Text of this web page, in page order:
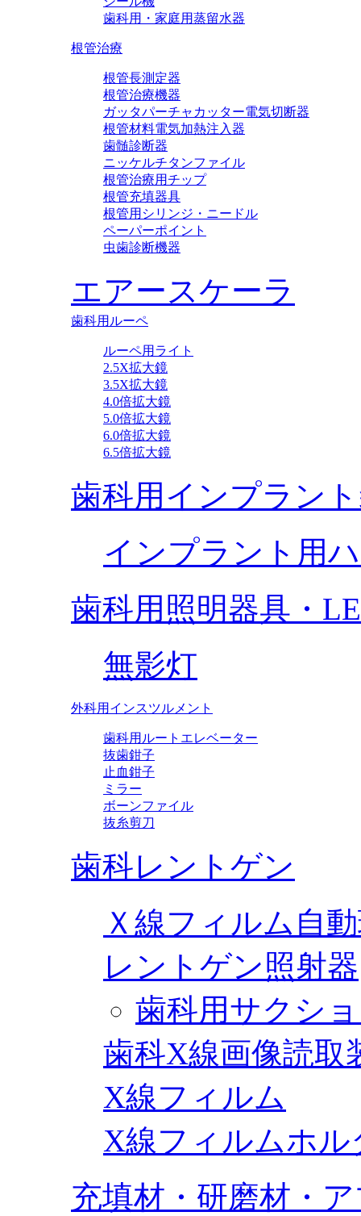
歯科用・家庭用蒸留水器
根管治療
根管長測定器
根管治療機器
ガッタパーチャカッター電気切断器
根管材料電気加熱注入器
歯髄診断器
ニッケルチタンファイル
根管治療用チップ
根管充填器具
根管用シリンジ・ニードル
ペーパーポイント
虫歯診断機器
エアースケーラ
歯科用ルーペ
ルーペ用ライト
2.5X拡大鏡
3.5X拡大鏡
4.0倍拡大鏡
5.0倍拡大鏡
6.0倍拡大鏡
6.5倍拡大鏡
歯科用インプラン
インプラント用
歯科用照明器具・
無影灯
外科用インスツルメント
歯科用ルートエレベーター
抜歯鉗子
止血鉗子
ミラー
ボーンファイル
抜糸剪刀
歯科レントゲン
Ｘ線フィルム自
レントゲン照射器
歯科用サクシ
歯科X線画像読取
X線フィルム
X線フィルムホル
充填材・研磨材・